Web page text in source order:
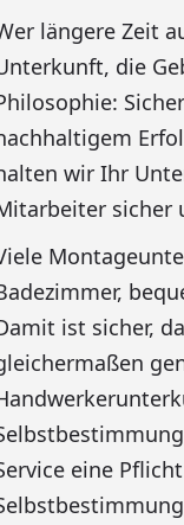
längere Zeit
die
wir Ihr
sicher
ist sicher,
eine